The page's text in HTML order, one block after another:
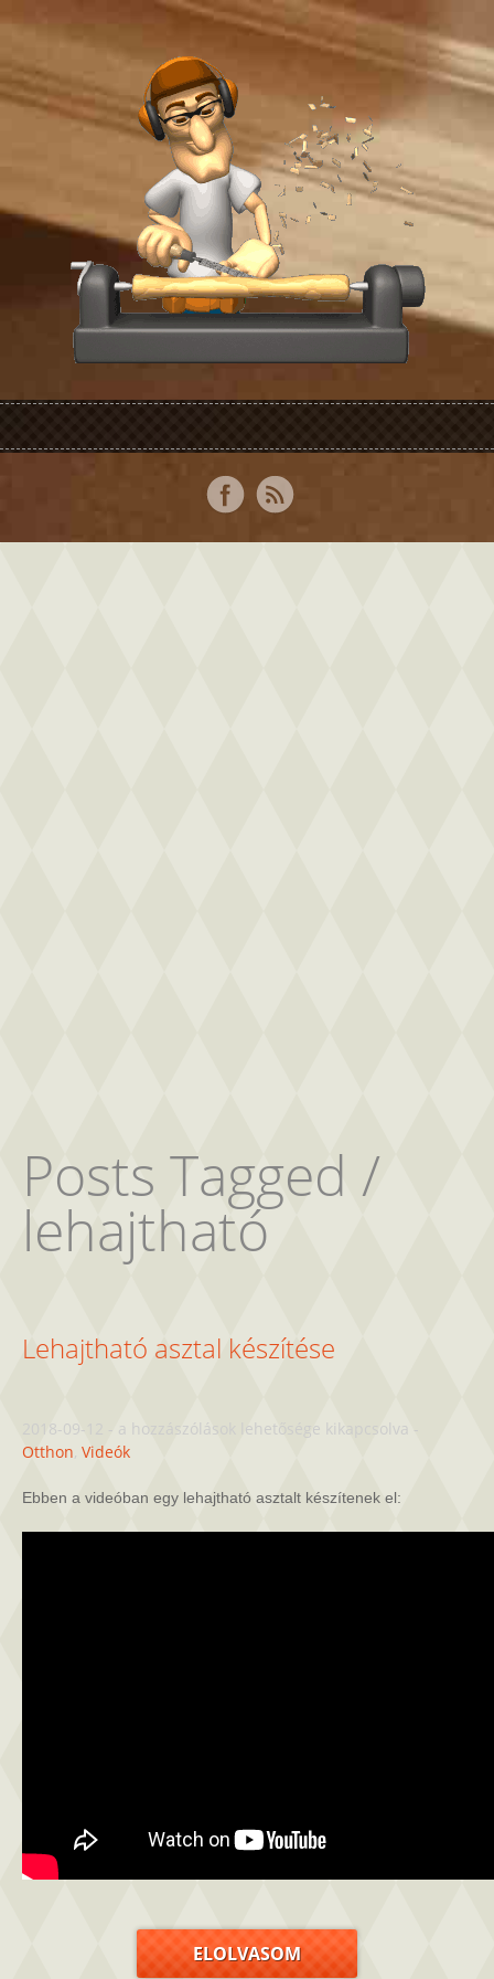
Posts Tagged /
lehajtható
Lehajtható asztal készítése
2018-09-12 - Lehajtható
asztal
bejegyzéshez
a hozzászólások lehetősége kikapcsolva -
Otthon, Videók
Ebben a videóban egy lehajtható asztalt készítenek el:
ELOLVASOM